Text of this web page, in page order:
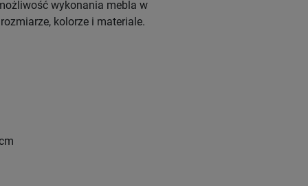
wykonania mebla w
kolorze i materiale.